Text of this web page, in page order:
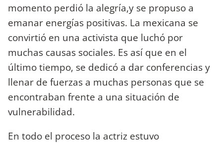
momento perdió la alegría,y se propuso a
emanar energías positivas. La mexicana se
convirtió en una activista que luchó por
muchas causas sociales. Es así que en el
último tiempo, se dedicó a dar conferencias y
llenar de fuerzas a muchas personas que se
encontraban frente a una situación de
vulnerabilidad.
En todo el proceso la actriz estuvo